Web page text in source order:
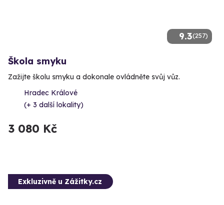
9.3(257)
Škola smyku
Zažijte školu smyku a dokonale ovládněte svůj vůz.
Hradec Králové
(+ 3 další lokality)
3 080 Kč
Exkluzivně u Zážitky.cz